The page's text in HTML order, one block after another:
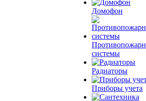
Домофон
системы
Радиаторы
Приборы учета